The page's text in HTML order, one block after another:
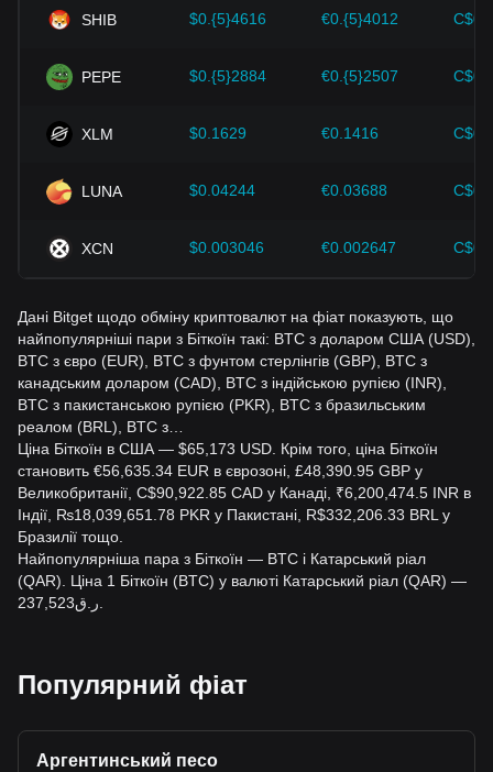
змінами в ціні Bitcoin і коригувати свої інвестиційні
SHIB $0.{5}4616 €0.{5}4012
PEPE $0.{5}2884 €0.{5}2507
XLM $0.1629 €0.1416
LUNA $0.04244 €0.03688
XCN $0.003046 €0.002647
Дані Bitget щодо обміну криптовалют на фіат показують, що
найпопулярніші пари з Біткоїн такі: BTC з доларом США (USD),
BTC з євро (EUR), BTC з фунтом стерлінгів (GBP), BTC з
канадським доларом (CAD), BTC з індійською рупією (INR),
BTC з пакистанською рупією (PKR), BTC з бразильським
реалом (BRL), BTC з…
Ціна Біткоїн в США — $65,173 USD. Крім того, ціна Біткоїн
становить €56,635.34 EUR в єврозоні, £48,390.95 GBP у
Великобританії, C$90,922.85 CAD у Канаді, ₹6,200,474.5 INR в
Індії, ₨18,039,651.78 PKR у Пакистані, R$332,206.33 BRL у
Бразилії тощо.
Найпопулярніша пара з Біткоїн — BTC і Катарський ріал
(QAR). Ціна 1 Біткоїн (BTC) у валюті Катарський ріал (QAR) —
Популярний фіат
Аргентинський песо